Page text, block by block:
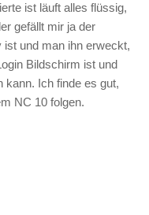
ist läuft alles flüssig,
gefällt mir ja der
und man ihn erweckt,
Bildschirm ist und
kann. Ich finde es gut,
NC 10 folgen.